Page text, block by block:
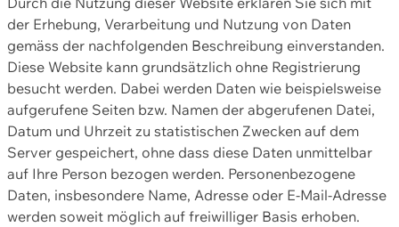
der Erhebung, Verarbeitung und Nutzung von Daten
gemäss der nachfolgenden Beschreibung einverstanden.
Diese Website kann grundsätzlich ohne Registrierung
besucht werden. Dabei werden Daten wie beispielsweise
aufgerufene Seiten bzw. Namen der abgerufenen Datei,
Datum und Uhrzeit zu statistischen Zwecken auf dem
Server gespeichert, ohne dass diese Daten unmittelbar
auf Ihre Person bezogen werden. Personenbezogene
Daten, insbesondere Name, Adresse oder E-Mail-Adresse
werden soweit möglich auf freiwilliger Basis erhoben.